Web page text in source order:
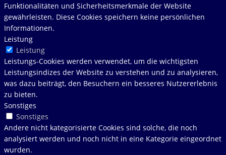
Funktionalitäten und Sicherheitsmerkmale der Website
gewährleisten. Diese Cookies speichern keine persönlichen
Informationen.
Leistung
Leistung
Leistungs-Cookies werden verwendet, um die wichtigsten
Leistungsindizes der Website zu verstehen und zu analysieren,
was dazu beiträgt, den Besuchern ein besseres Nutzererlebnis
zu bieten.
Sonstiges
Sonstiges
Andere nicht kategorisierte Cookies sind solche, die noch
analysiert werden und noch nicht in eine Kategorie eingeordnet
wurden.